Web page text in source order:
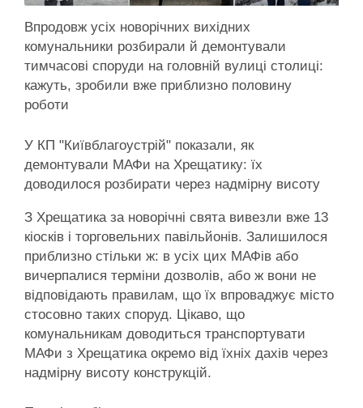
Впродовж усіх новорічних вихідних
комунальники розбирали й демонтували
тимчасові споруди на головній вулиці столиці:
кажуть, зробили вже приблизно половину
роботи
У КП "Київблагоустрій" показали, як
демонтували МАФи на Хрещатику: їх
доводилося розбирати через надмірну висоту
З Хрещатика за новорічні свята вивезли вже 13
кіосків і торговельних павільйонів. Залишилося
приблизно стільки ж: в усіх цих МАФів або
вичерпалися терміни дозволів, або ж вони не
відповідають правилам, що їх впроваджує місто
стосовно таких споруд. Цікаво, що
комунальникам доводиться транспортувати
МАФи з Хрещатика окремо від їхніх дахів через
надмірну висоту конструкцій.